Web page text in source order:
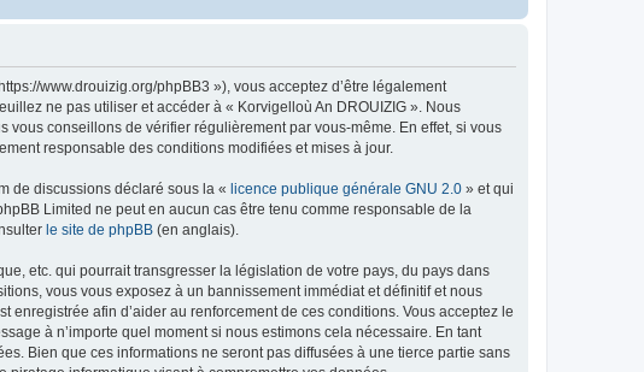
www.drouizig.org/phpBB3 »), vous acceptez d’être légalement
ne pas utiliser et accéder à « Korvigelloù An DROUIZIG ». Nous
conseillons de vérifier régulièrement par vous-même. En effet, si vous
responsable des conditions modifiées et mises à jour.
de discussions déclaré sous la « licence publique générale GNU 2.0 » et qui
Limited ne peut en aucun cas être tenu comme responsable de la
le site de phpBB (en anglais).
etc. qui pourrait transgresser la législation de votre pays, du pays dans
vous vous exposez à un bannissement immédiat et définitif et nous
enregistrée afin d’aider au renforcement de ces conditions. Vous acceptez le
à n’importe quel moment si nous estimons cela nécessaire. En tant
Bien que ces informations ne seront pas diffusées à une tierce partie sans